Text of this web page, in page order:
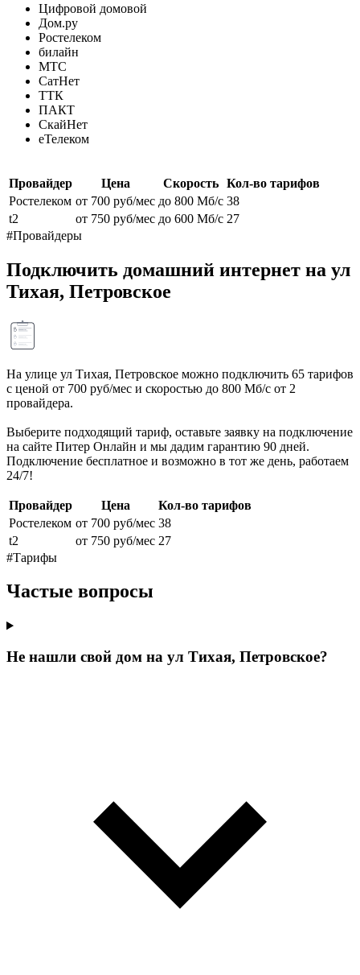
Цифровой домовой
Дом.ру
Ростелеком
билайн
МТС
СатНет
ТТК
ПАКТ
СкайНет
еТелеком
Провайдер Цена Скорость Кол-во тарифов
Ростелеком от 700 руб/мес до 800 Мб/с 38
t2
от 750 руб/мес до 600 Мб/с 27
#Провайдеры
Подключить домашний интернет на ул
Тихая, Петровское
На улице ул Тихая, Петровское можно подключить 65 тарифов
с ценой от 700 руб/мес и скоростью до 800 Мб/с от 2
провайдера.
Выберите подходящий тариф, оставьте заявку на подключение
на сайте Питер Онлайн и мы дадим гарантию 90 дней.
Подключение бесплатное и возможно в тот же день, работаем
24/7!
Провайдер Цена
Кол-во тарифов
Ростелеком от 700 руб/мес 38
t2
от 750 руб/мес 27
#Тарифы
Частые вопросы
Не нашли свой дом на ул Тихая, Петровское?